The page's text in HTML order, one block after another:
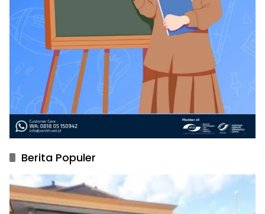
Berita Populer